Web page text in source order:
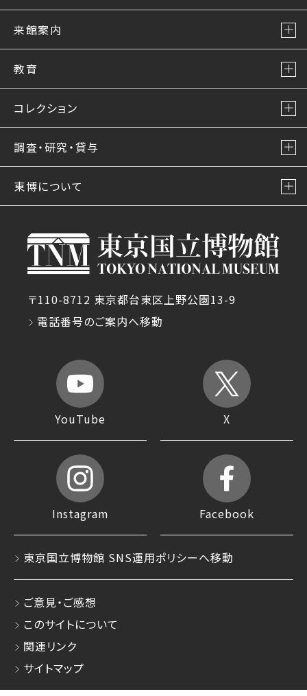
来館案内
教育
コレクション
調査・研究・貸与
東博について
〒110-8712 東京都台東区上野公園13-9
電話番号のご案内へ移動
YouTube X
Instagram Facebook
東京国立博物館 SNS運用ポリシーへ移動
ご意見・ご感想
このサイトについて
関連リンク
サイトマップ